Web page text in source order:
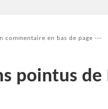
commentaire en bas de page ---
pointus de